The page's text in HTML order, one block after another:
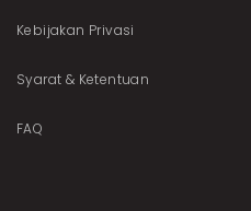
Kebijakan Privasi
Syarat & Ketentuan
FAQ